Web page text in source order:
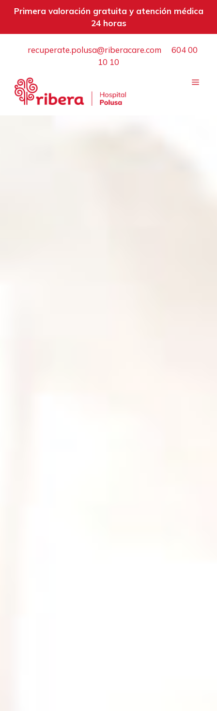
Primera valoración gratuita y atención médica
24 horas
Menú
recuperate.polusa@riberacare.com
604 00
10 10